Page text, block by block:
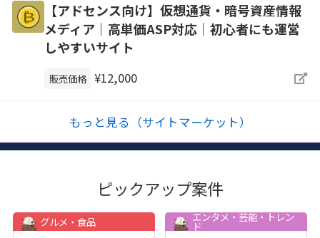
【アドセンス向け】仮想通貨・暗号資産情報
メディア｜高単価ASP対応｜初心者にも運営
しやすいサイト
販売価格 ¥12,000
もっと見る（サイトマーケット）
ピックアップ案件
グルメ・食品
エンタメ・芸能・トレン
ド